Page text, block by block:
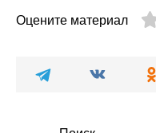
Оцените материал